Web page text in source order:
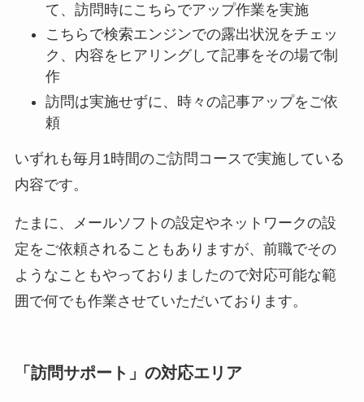
て、訪問時にこちらでアップ作業を実施
こちらで検索エンジンでの露出状況をチェッ
ク、内容をヒアリングして記事をその場で制
作
訪問は実施せずに、時々の記事アップをご依
頼
いずれも毎月1時間のご訪問コースで実施している
内容です。
たまに、メールソフトの設定やネットワークの設
定をご依頼されることもありますが、前職でその
ようなこともやっておりましたので対応可能な範
囲で何でも作業させていただいております。
「訪問サポート」の対応エリア